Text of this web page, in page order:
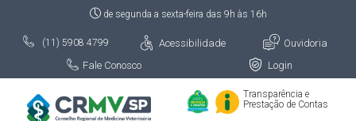
de segunda a sexta-feira das 9h às 16h
(11) 5908 4799 Acessibilidade
Ouvidoria
Fale Conosco
Login
Transparência e
Prestação de Contas